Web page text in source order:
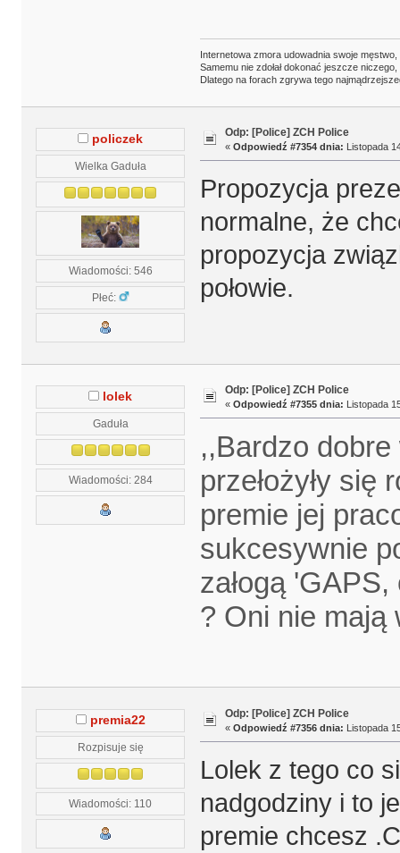
Internetowa zmora udowadnia swoje męstwo,
Samemu nie zdołał dokonać jeszcze niczego,
Dlatego na forach zgrywa tego
policzek
Wielka Gaduła
Wiadomości: 546
Płeć:
Odp: [Police] ZCH Police
« Odpowiedź #7354 dnia: Listopada
Propozycja
normalne, że
propozycja
połowie.
lolek
Gaduła
Wiadomości: 284
Odp: [Police] ZCH Police
« Odpowiedź #7355 dnia: Listopada
,,Bardzo dobre
przełożyły się
premie jej
sukcesywnie
załogą
? Oni nie mają
premia22
Rozpisuje się
Wiadomości: 110
Odp: [Police] ZCH Police
« Odpowiedź #7356 dnia: Listopada
Lolek z tego co
nadgodziny i to
premie chcesz